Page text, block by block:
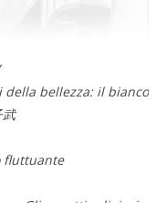
della bellezza: il bianco
fluttuante